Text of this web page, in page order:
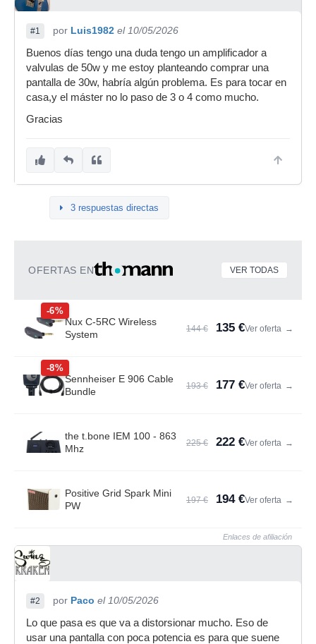
#1 por Luis1982 el 10/05/2026
Buenos días tengo una duda tengo un amplificador a
valvulas de 50w y me estoy planteando comprar una
pantalla de 30w, habría algún problema. Es para tocar en
casa,y el máster no lo paso de 3 o 4 como mucho.
Gracias
3 respuestas directas
OFERTAS EN VER TODAS
-6%
Nux C-5RC Wireless
System
144 € 135 €Ver oferta →
-8%
Sennheiser E 906 Cable
Bundle
193 € 177 €Ver oferta →
the t.bone IEM 100 - 863
Mhz
225 € 222 €Ver oferta →
Positive Grid Spark Mini
PW
197 € 194 €Ver oferta →
Enlaces de afiliación
#2 por Paco el 10/05/2026
Lo que pasa es que va a distorsionar mucho. Eso de
usar una pantalla con poca potencia es para que suene